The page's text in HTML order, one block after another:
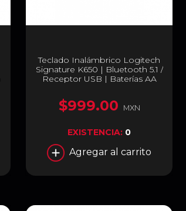
Teclado Inalámbrico Logitech
Signature K650 | Bluetooth 5.1 /
Receptor USB | Baterías AA
iOS / Android | Color Blanco
Crudo | 920-010964
$999.00 MXN
EXISTENCIA: 0
Agregar al carrito